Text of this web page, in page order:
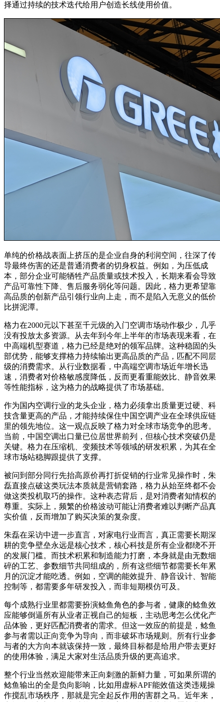
择通过持续的技术迭代给用户创造长线使用价值。
单纯的价格战表面上挤压的是企业自身的利润空间，往深了传
导最终伤害的还是普通消费者的切身权益。例如，为压低成
本，部分企业可能牺牲产品质量或技术投入，长期来看会导致
产品可靠性下降、售后服务弱化等问题。因此，格力更希望靠
高品质的创新产品引领行业向上走，而不是陷入无意义的低价
比拼泥潭。
格力在2000元以下甚至千元级的入门空调市场动作极少，几乎
没有投放太多资源。从去年到今年上半年的市场表现来看，在
中高端机型赛道，格力已经是绝对的领军品牌。这种稳固的头
部优势，能够支撑格力持续输出更高品质的产品，匹配不同层
级的消费需求。从行业数据看，中高端空调市场近年增长迅
速，消费者对价格敏感度降低，反而更看重能效比、静音效果
等性能指标，这为格力的战略提供了市场基础。
作为国内空调行业的龙头企业，格力必须拿出质量更过硬、科
技含量更高的产品，才能持续保住中国空调产业在全球供应链
里的领先地位。这一观点反映了格力对全球市场竞争的思考。
当前，中国空调出口量已位居世界前列，但核心技术突破仍是
关键。格力在压缩机、变频技术等领域的研发积累，为其在全
球市场站稳脚跟提供了支撑。
被问到部分同行先抬高原价再打折促销的行业常见操作时，朱
磊直接点破这类玩法本质就是营销套路，格力从始至终都不会
做这类投机取巧的操作。这种表态背后，是对消费者知情权的
尊重。实际上，频繁的价格波动可能让消费者难以判断产品真
实价值，反而增加了购买决策的复杂度。
朱磊在采访中进一步直言，对家电行业而言，真正需要长期深
耕的竞争壁垒永远是核心技术，核心科技是所有企业都绕不开
的发展门槛。而技术积累和制造能力打磨，本身就是由无数细
碎的工艺、参数细节共同组成的，所有这些细节都需要长年累
月的沉淀才能吃透。例如，空调的能效提升、静音设计、智能
控制等，都需要多年研发投入，而非短期模仿可及。
每个成熟行业里都需要扮演鲶鱼角色的参与者，健康的鲶鱼效
应能够倒逼所有从业者正视自己的短板，主动思考怎么优化产
品体验，更好匹配消费者的需求。但这一效应的前提是，鲶鱼
参与者需以正向竞争为导向，而非破坏市场规则。所有行业参
与者的大方向本就该保持一致，最终目标都是给用户带去更好
的使用体验，满足大家对生活品质升级的更高追求。
整个行业当然欢迎能带来正向刺激的新鲜力量，可如果所谓的
鲶鱼输出的全是负向影响，比如用虚标APF能效值这类违规操
作搅乱市场秩序，那就是完全起反作用的害群之马。近年来，